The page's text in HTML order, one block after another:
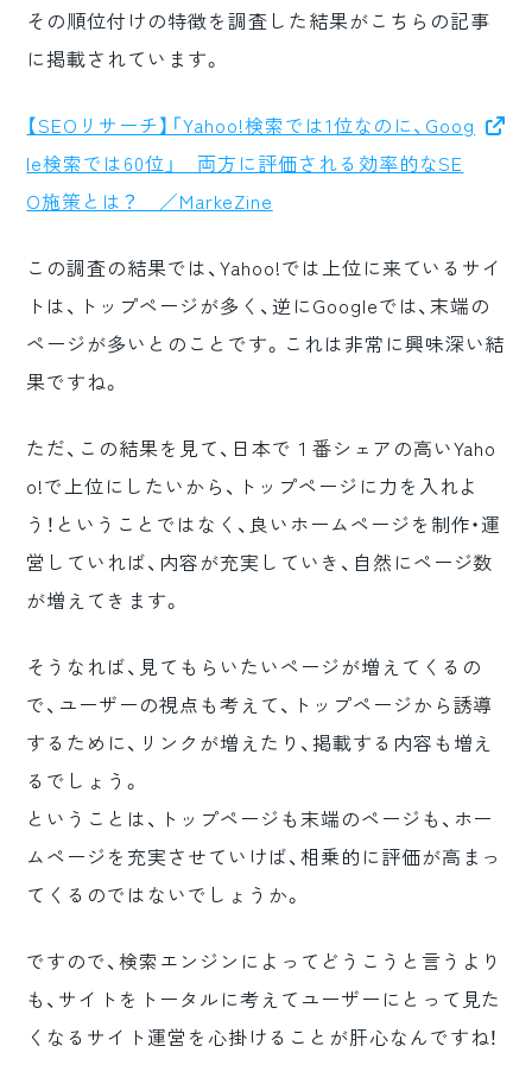
その順位付けの特徴を調査した結果がこちらの記事
に掲載されています。
【SEOリサーチ】「Yahoo!検索では1位なのに、Goog
le検索では60位」 両方に評価される効率的なSE
O施策とは？ ／MarkeZine
この調査の結果では、Yahoo!では上位に来ているサイ
トは、トップページが多く、逆にGoogleでは、末端の
ページが多いとのことです。これは非常に興味深い結
果ですね。
ただ、この結果を見て、日本で１番シェアの高いYaho
o!で上位にしたいから、トップページに力を入れよ
う！ということではなく、良いホームページを制作・運
営していれば、内容が充実していき、自然にページ数
が増えてきます。
そうなれば、見てもらいたいページが増えてくるの
で、ユーザーの視点も考えて、トップページから誘導
するために、リンクが増えたり、掲載する内容も増え
るでしょう。
ということは、トップページも末端のページも、ホー
ムページを充実させていけば、相乗的に評価が高まっ
てくるのではないでしょうか。
ですので、検索エンジンによってどうこうと言うより
も、サイトをトータルに考えてユーザーにとって見た
くなるサイト運営を心掛けることが肝心なんですね！